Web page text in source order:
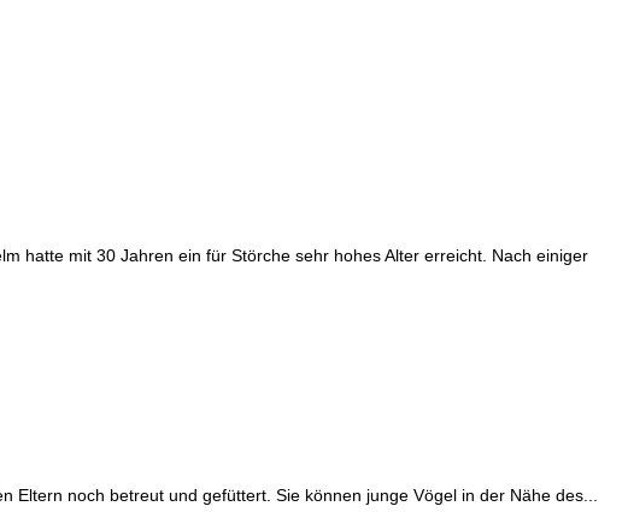
hatte mit 30 Jahren ein für Störche sehr hohes Alter erreicht. Nach einiger
Eltern noch betreut und gefüttert. Sie können junge Vögel in der Nähe des...